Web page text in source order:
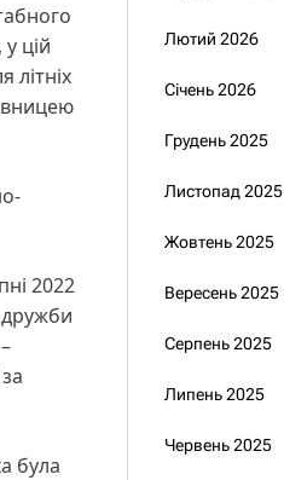
цій
літніх
2022
дружби
була
Лютий 2026
Січень 2026
Грудень 2025
Листопад 2025
Жовтень 2025
Вересень 2025
Серпень 2025
Липень 2025
Червень 2025